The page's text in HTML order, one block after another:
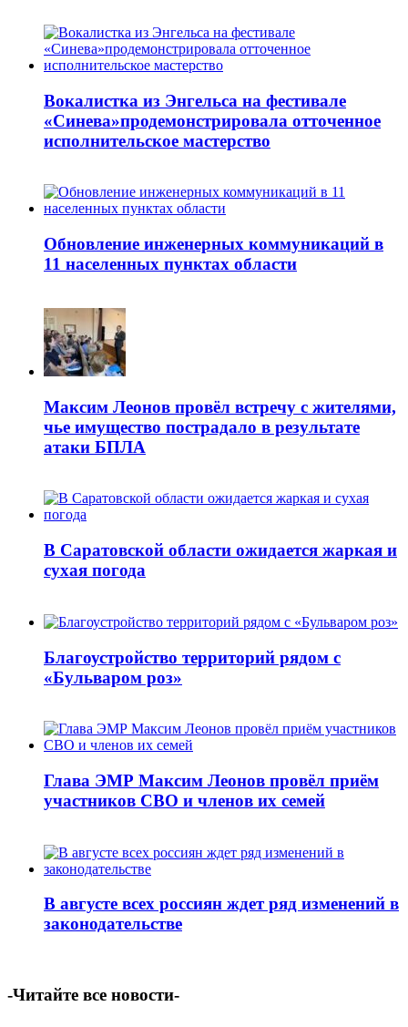
Вокалистка из Энгельса на фестивале
«Синева»продемонстрировала отточенное
исполнительское мастерство
Обновление инженерных коммуникаций в
11 населенных пунктах области
Максим Леонов провёл встречу с жителями,
чье имущество пострадало в результате
атаки БПЛА
В Саратовской области ожидается жаркая и
сухая погода
Благоустройство территорий рядом с
«Бульваром роз»
Глава ЭМР Максим Леонов провёл приём
участников СВО и членов их семей
В августе всех россиян ждет ряд изменений в
законодательстве
-Читайте все новости-